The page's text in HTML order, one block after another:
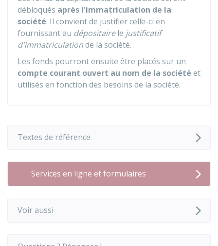
débloqués après l'immatriculation de la
société. Il convient de justifier celle-ci en
fournissant au dépositairele justificatif
d'immatriculationde la société.
Les fonds pourront ensuite être placés sur un
compte courant ouvert au nom de la société et
utilisés en fonction des besoins de la société.
Textes de référence
Services en ligne et formulaires
Voir aussi